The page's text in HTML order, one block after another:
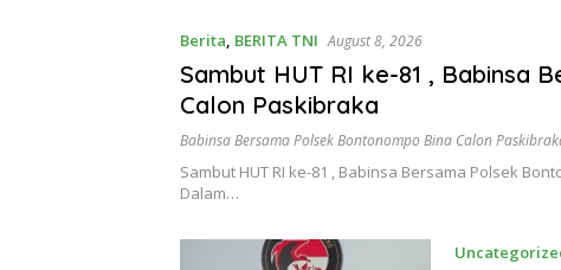
Berita, BERITA TNI August 8, 2026
Sambut HUT RI ke-81 , Babinsa
Calon Paskibraka
Babinsa Bersama Polsek Bontonompo Bina Calon
Sambut HUT RI ke-81 , Babinsa Bersama Polsek
Dalam…